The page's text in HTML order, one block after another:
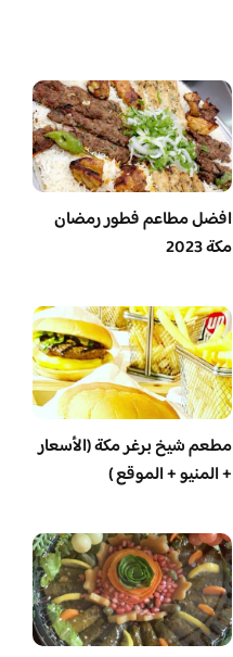
افضل مطاعم فطور رمضان
مكة 2023
مطعم شيخ برغر مكة (الأسعار
+ المنيو + الموقع )